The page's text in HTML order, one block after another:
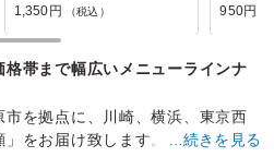
1,350円
（税込）
950円
帯まで幅広いメニューラインナ
を拠点に、川崎、横浜、東京西
をお届け致します。
…続きを見る